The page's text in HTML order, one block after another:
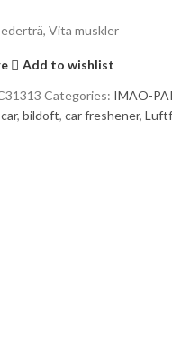
Vita muskler
Add to wishlist
Categories: IMAO-
, bildoft, car freshener,